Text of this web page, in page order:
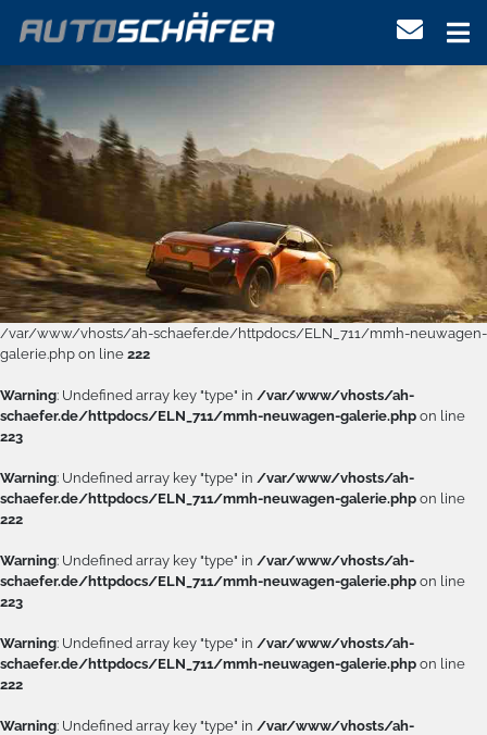
/var/www/vhosts/ah-schaefer.de/httpdocs/ELN_711/mmh-neuwagen-
galerie.php on line 222
Warning: Undefined array key "type" in /var/www/vhosts/ah-
schaefer.de/httpdocs/ELN_711/mmh-neuwagen-galerie.php on line
223
Warning: Undefined array key "type" in /var/www/vhosts/ah-
schaefer.de/httpdocs/ELN_711/mmh-neuwagen-galerie.php on line
222
Warning: Undefined array key "type" in /var/www/vhosts/ah-
schaefer.de/httpdocs/ELN_711/mmh-neuwagen-galerie.php on line
223
Warning: Undefined array key "type" in /var/www/vhosts/ah-
schaefer.de/httpdocs/ELN_711/mmh-neuwagen-galerie.php on line
222
Warning: Undefined array key "type" in /var/www/vhosts/ah-